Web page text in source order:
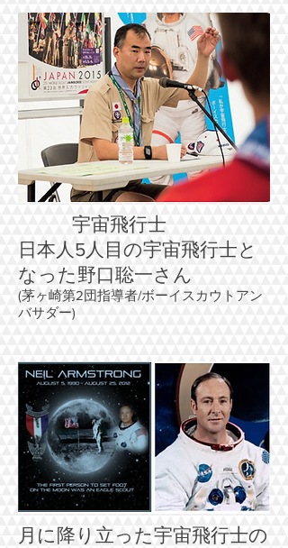
宇宙飛行士
日本人5人目の宇宙飛行士と
なった野口聡一さん
(茅ヶ崎第2団指導者/ボーイスカウトアン
バサダー)
月に降り立った宇宙飛行士の